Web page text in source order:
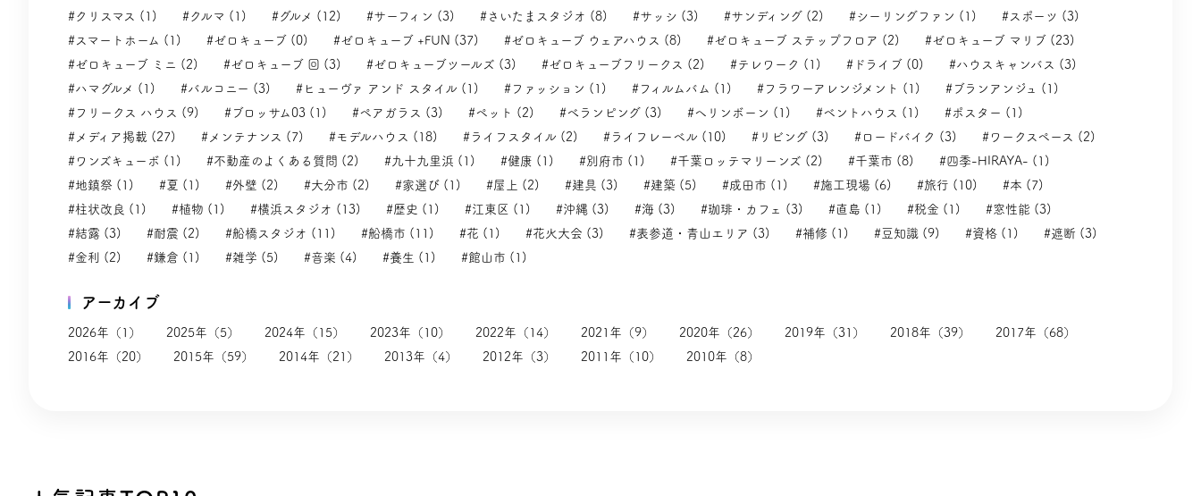
#クリスマス (1)
#クルマ (1) #グルメ (12) #サーフィン (3) #さいたまスタジオ (8) #サッシ (3) #サンディング (2) #シーリングファン (1)
#スポーツ (3)
#スマートホーム (1)
#ゼロキューブ (0) #ゼロキューブ +FUN (37) #ゼロキューブ ウェアハウス (8) #ゼロキューブ ステップフロア (2)
#ゼロキューブ マリブ (23)
#ゼロキューブ ミニ (2)
#ゼロキューブ 回 (3) #ゼロキューブツールズ (3) #ゼロキューブフリークス (2) #テレワーク (1) #ドライブ (0)
#ハウスキャンバス (3)
#ハマグルメ (1)
#バルコニー (3) #ヒューヴァ アンド スタイル (1) #ファッション (1) #フィルムバム (1) #フラワーアレンジメント (1)
#ブランアンジュ (1)
#フリークス ハウス (9)
#ブロッサム03 (1) #ペアガラス (3) #ペット (2) #べランピング (3) #ヘリンボーン (1) #ベントハウス (1)
#ポスター (1)
#メディア掲載 (27)
#メンテナンス (7) #モデルハウス (18) #ライフスタイル (2) #ライフレーベル (10) #リビング (3) #ロードバイク (3)
#ワークスペース (2)
#ワンズキューボ (1)
#不動産のよくある質問 (2) #九十九里浜 (1) #健康 (1) #別府市 (1) #千葉ロッテマリーンズ (2) #千葉市 (8)
#四季-HIRAYA- (1)
#地鎮祭 (1)
#夏 (1) #外壁 (2) #大分市 (2) #家選び (1) #屋上 (2) #建具 (3) #建築 (5) #成田市 (1) #施工現場 (6) #旅行 (10)
#本 (7)
#柱状改良 (1)
#植物 (1) #横浜スタジオ (13) #歴史 (1) #江東区 (1) #沖縄 (3) #海 (3) #珈琲・カフェ (3) #直島 (1) #税金 (1)
#窓性能 (3)
#結露 (3)
#耐震 (2) #船橋スタジオ (11) #船橋市 (11) #花 (1) #花火大会 (3) #表参道・青山エリア (3) #補修 (1) #豆知識 (9) #資格 (1)
#遮断 (3)
#金利 (2)
#鎌倉 (1) #雑学 (5) #音楽 (4) #養生 (1) #館山市 (1)
アーカイブ
2026年（1） 2025年（5） 2024年（15） 2023年（10） 2022年（14） 2021年（9） 2020年（26） 2019年（31） 2018年（39）
2017年（68）
2016年（20）
2015年（59） 2014年（21） 2013年（4） 2012年（3） 2011年（10） 2010年（8）